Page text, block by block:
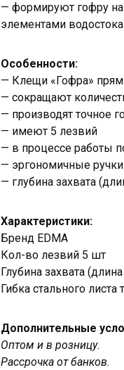
— формируют гофру на
элементами водостока
Особенности:
— Клещи «Гофра»
— сокращают
— производят точное
— имеют 5 лезвий
— в процессе работы
— эргономичные ручки
— глубина захвата
Характеристики:
Бренд EDMA
Кол-во лезвий 5 шт
Глубина захвата
Гибка стального
Дополнительные
Оптом и в розницу.
Рассрочка от банков.